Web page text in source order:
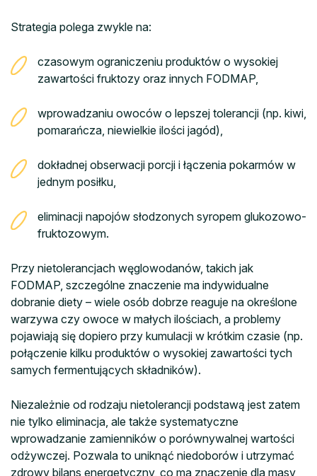
Strategia polega zwykle na:
czasowym ograniczeniu produktów o wysokiej
zawartości fruktozy oraz innych FODMAP,
wprowadzaniu owoców o lepszej tolerancji (np. kiwi,
pomarańcza, niewielkie ilości jagód),
dokładnej obserwacji porcji i łączenia pokarmów w
jednym posiłku,
eliminacji napojów słodzonych syropem glukozowo-
fruktozowym.
Przy nietolerancjach węglowodanów, takich jak
FODMAP, szczególne znaczenie ma indywidualne
dobranie diety – wiele osób dobrze reaguje na określone
warzywa czy owoce w małych ilościach, a problemy
pojawiają się dopiero przy kumulacji w krótkim czasie (np.
połączenie kilku produktów o wysokiej zawartości tych
samych fermentujących składników).
Niezależnie od rodzaju nietolerancji podstawą jest zatem
nie tylko eliminacja, ale także systematyczne
wprowadzanie zamienników o porównywalnej wartości
odżywczej. Pozwala to uniknąć niedoborów i utrzymać
zdrowy bilans energetyczny, co ma znaczenie dla masy